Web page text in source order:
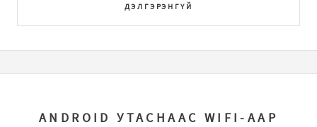
ДЭЛГЭРЭНГҮЙ
ANDROID УТАСНААС WIFI-ААР